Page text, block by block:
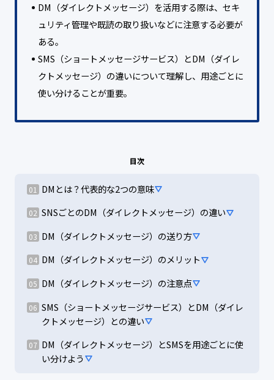
DM（ダイレクトメッセージ）を活用する際は、セキ
ュリティ管理や既読の取り扱いなどに注意する必要が
ある。
SMS（ショートメッセージサービス）とDM（ダイレ
クトメッセージ）の違いについて理解し、用途ごとに
使い分けることが重要。
目次
DMとは？代表的な2つの意味
SNSごとのDM（ダイレクトメッセージ）の違い
DM（ダイレクトメッセージ）の送り方
DM（ダイレクトメッセージ）のメリット
DM（ダイレクトメッセージ）の注意点
SMS（ショートメッセージサービス）とDM（ダイレ
クトメッセージ）との違い
DM（ダイレクトメッセージ）とSMSを用途ごとに使
い分けよう